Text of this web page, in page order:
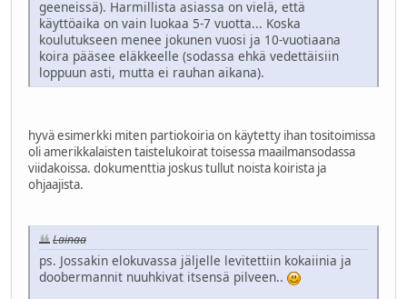
geeneissä). Harmillista asiassa on vielä, että
käyttöaika on vain luokaa 5-7 vuotta... Koska
koulutukseen menee jokunen vuosi ja 10-vuotiaana
koira pääsee eläkkeelle (sodassa ehkä vedettäisiin
loppuun asti, mutta ei rauhan aikana).
hyvä esimerkki miten partiokoiria on käytetty ihan tositoimissa
oli amerikkalaisten taistelukoirat toisessa maailmansodassa
viidakoissa. dokumenttia joskus tullut noista koirista ja
ohjaajista.
Lainaa
ps. Jossakin elokuvassa jäljelle levitettiin kokaiinia ja
doobermannit nuuhkivat itsensä pilveen..